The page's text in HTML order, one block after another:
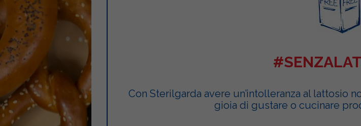
Con Sterilgarda avere un’intolleranza al lattosio
gioia di gustare o cucinare